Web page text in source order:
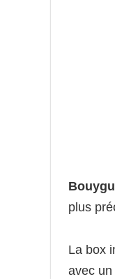
plus
La box
avec